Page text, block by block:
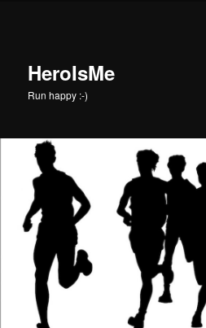
inhoud
inhoudHeroIsMe
Run happy :-)